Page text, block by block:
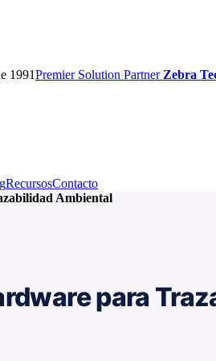
1991PremierSolution Partner Zebra
RecursosContacto
Ambiental
para